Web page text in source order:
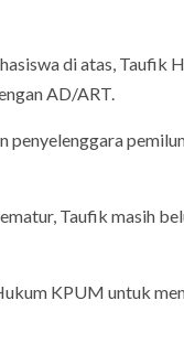
di atas, Taufik
AD/ART.
penyelenggara
Taufik masih
KPUM untuk